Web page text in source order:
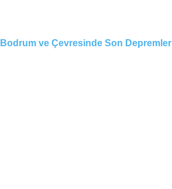
Bodrum ve Çevresinde Son Depremler